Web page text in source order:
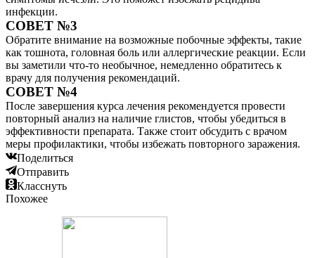
инфекции.
СОВЕТ №3
Обратите внимание на возможные побочные эффекты, такие
как тошнота, головная боль или аллергические реакции. Если
вы заметили что-то необычное, немедленно обратитесь к
врачу для получения рекомендаций.
СОВЕТ №4
После завершения курса лечения рекомендуется провести
повторный анализ на наличие глистов, чтобы убедиться в
эффективности препарата. Также стоит обсудить с врачом
меры профилактики, чтобы избежать повторного заражения.
Поделиться
Отправить
Класснуть
Похожее